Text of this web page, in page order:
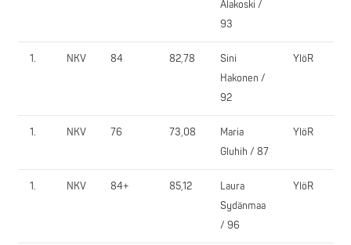
Alakoski /
93
1. NKV 84 82,78
Sini
Hakonen /
92
YlöR
1. NKV 76 73,08
Maria
Gluhih / 87
YlöR
1. NKV 84+ 85,12
Laura
Sydänmaa
/ 96
YlöR